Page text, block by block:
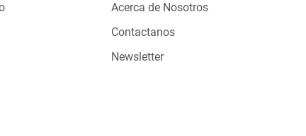
Acerca de Nosotros
Contactanos
Newsletter